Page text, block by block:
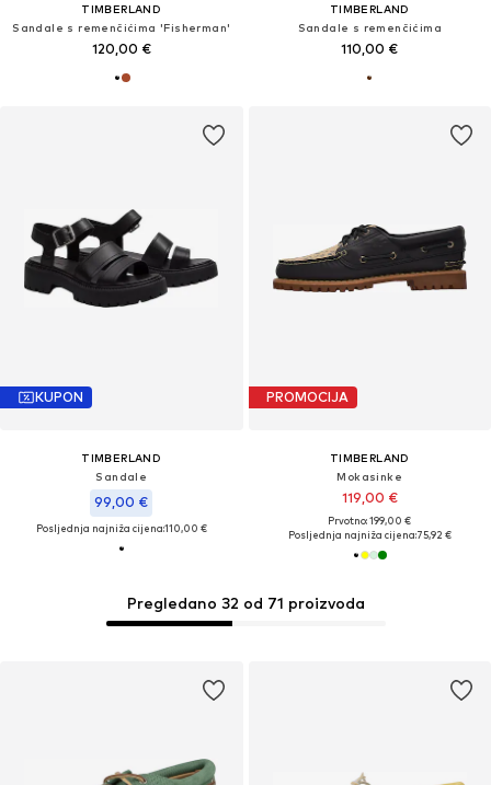
TIMBERLAND
Sandale s remenčićima 'Fisherman'
120,00 €
TIMBERLAND
Sandale s remenčićima
110,00 €
KUPON
TIMBERLAND
Sandale
99,00 €
Posljednja najniža cijena:110,00 €
PROMOCIJA
TIMBERLAND
Mokasinke
119,00 €
Prvotno: 199,00 €
Posljednja najniža cijena:75,92 €
Pregledano 32 od 71 proizvoda